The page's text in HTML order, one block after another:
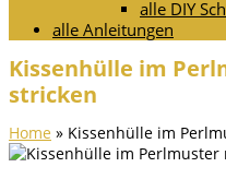
alle DIY
alle Anleitungen
Kissenhülle im
stricken
Home » Kissenhülle im